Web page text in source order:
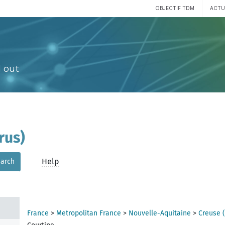
OBJECTIF TDM
out
Help
France > Metropolitan France > Nouvelle-Aquitaine > Creuse